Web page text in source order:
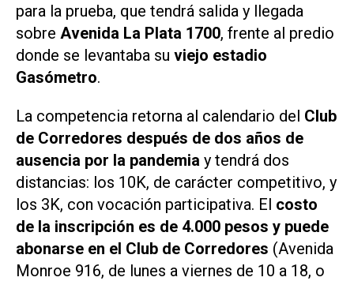
para la prueba, que tendrá salida y llegada
sobre Avenida La Plata 1700, frente al predio
donde se levantaba su viejo estadio
Gasómetro.
La competencia retorna al calendario del Club
de Corredores después de dos años de
ausencia por la pandemia y tendrá dos
distancias: los 10K, de carácter competitivo, y
los 3K, con vocación participativa. El costo
de la inscripción es de 4.000 pesos y puede
abonarse en el Club de Corredores (Avenida
Monroe 916, de lunes a viernes de 10 a 18, o